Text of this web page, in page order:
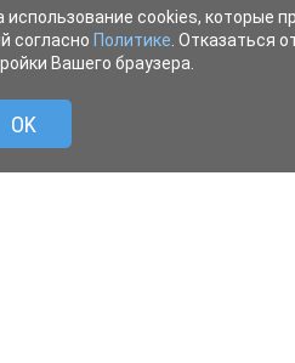
использование cookies, которые
согласно Политике . Отказаться
Вашего браузера.
OK